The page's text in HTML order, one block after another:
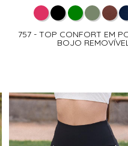
757 - TOP CONFORT EM
BOJO